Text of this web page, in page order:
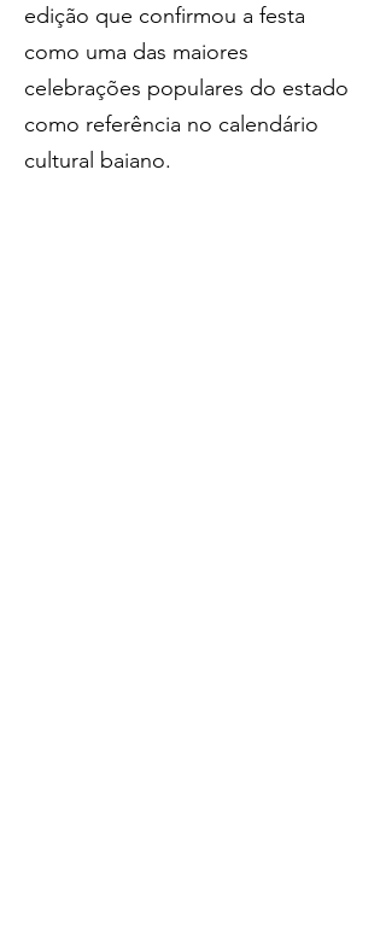
edição que confirmou a festa
como uma das maiores
celebrações populares do estado
como referência no calendário
cultural baiano.